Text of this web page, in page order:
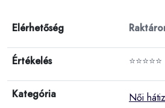
Elérhetőség
Értékelés ⭐⭐⭐⭐⭐
Kategória Női